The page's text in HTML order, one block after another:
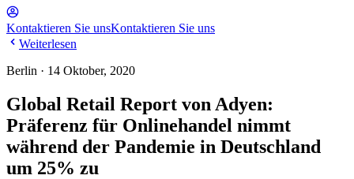
Kontaktieren Sie unsKontaktieren Sie uns
Weiterlesen
Berlin · 14 Oktober, 2020
Global Retail Report von Adyen:
Präferenz für Onlinehandel nimmt
während der Pandemie in Deutschland
um 25% zu